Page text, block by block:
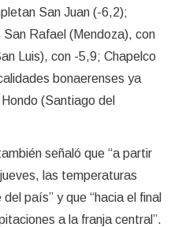
San Juan (-6,2);
Rafael (Mendoza), con
Luis), con -5,9; Chapelco
bonaerenses ya
(Santiago del
señaló que “a partir
las temperaturas
país” y que “hacia el final
a la franja central”.